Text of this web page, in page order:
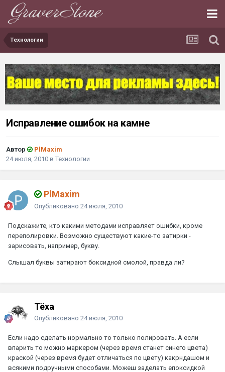
Технологии
Исправление ошибок на камне
Автор
PlMaxim
24 июля, 2010 в Технологии
PlMaxim
Опубликовано 24 июля, 2010
Подскажите, кто какими методами исправляет ошибки, кроме
переполировки. Возможно существуют какие-то затирки -
зарисовать, например, букву.
Слышал буквы затирают боксидной смолой, правда ли?
Тёха
Опубликовано 24 июля, 2010
Если надо сделать нормально то только полировать. А если
впарить то можно маркером (через время станет синего цвета)
краской (через время будет отличаться по цвету) какрндашом и
всякими подручными способами. Можеш заделать епоксидкой